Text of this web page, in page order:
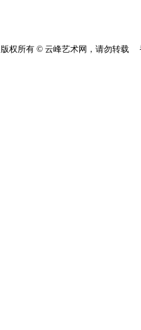
版权所有 © 云峰艺术网，请勿转载